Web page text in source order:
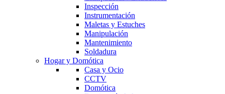
Inspección
Instrumentación
Maletas y Estuches
Manipulación
Mantenimiento
Soldadura
Hogar y Domótica
Casa y Ocio
CCTV
Domótica